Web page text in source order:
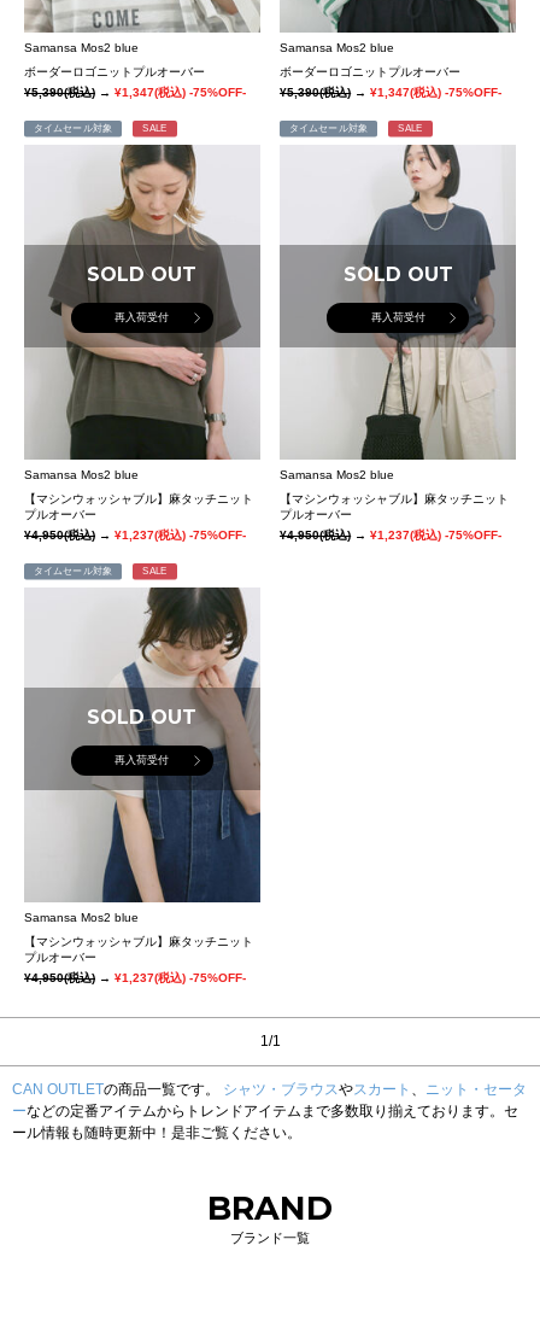
Samansa Mos2 blue
ボーダーロゴニットプルオーバー
¥5,390(税込) → ¥1,347(税込) -75%OFF-
Samansa Mos2 blue
ボーダーロゴニットプルオーバー
¥5,390(税込)→¥1,347(税込) -75%OFF-
タイムセール対象 SALE
SOLD OUT
再入荷受付
Samansa Mos2 blue
【マシンウォッシャブル】麻タッチニット
プルオーバー
¥4,950(税込) → ¥1,237(税込) -75%OFF-
タイムセール対象 SALE
SOLD OUT
再入荷受付
Samansa Mos2 blue
【マシンウォッシャブル】麻タッチニット
プルオーバー
¥4,950(税込)→¥1,237(税込) -75%OFF-
タイムセール対象 SALE
SOLD OUT
再入荷受付
Samansa Mos2 blue
【マシンウォッシャブル】麻タッチニット
プルオーバー
¥4,950(税込) → ¥1,237(税込) -75%OFF-
1/1
CAN OUTLETの商品一覧です。 シャツ・ブラウスやスカート 、 ニット・セータ
ーなどの定番アイテムからトレンドアイテムまで多数取り揃えております。セ
ール情報も随時更新中！是非ご覧ください。
BRAND
ブランド一覧